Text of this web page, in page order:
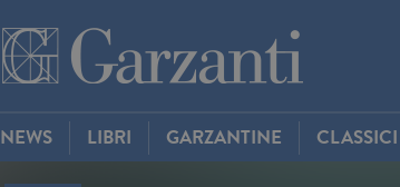
NEWS LIBRI GARZANTINE CLASSICI